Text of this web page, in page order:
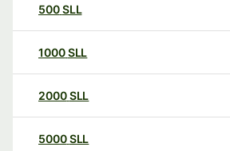
500SLL
1000SLL
2000SLL
5000SLL